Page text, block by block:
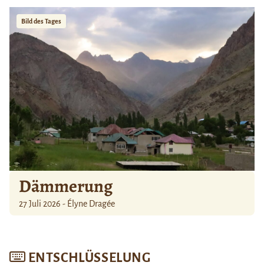
Bild des Tages
Dämmerung
27 Juli 2026 - Élyne Dragée
ENTSCHLÜSSELUNG